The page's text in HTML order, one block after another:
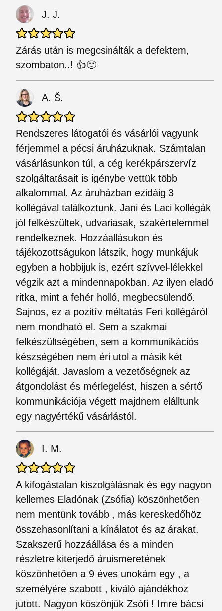
J. J.
Zárás után is megcsinálták a defektem,
szombaton..! 👍🙂
A. Š.
Rendszeres látogatói és vásárlói vagyunk
férjemmel a pécsi áruházuknak. Számtalan
vásárlásunkon túl, a cég kerékpárszervíz
szolgáltatásait is igénybe vettük több
alkalommal. Az áruházban ezidáig 3
kollégával találkoztunk. Jani és Laci kollégák
jól felkészültek, udvariasak, szakértelemmel
rendelkeznek. Hozzáállásukon és
tájékozottságukon látszik, hogy munkájuk
egyben a hobbijuk is, ezért szívvel-lélekkel
végzik azt a mindennapokban. Az ilyen eladó
ritka, mint a fehér holló, megbecsülendő.
Sajnos, ez a pozitív méltatás Feri kollégáról
nem mondható el. Sem a szakmai
felkészültségében, sem a kommunikációs
készségében nem éri utol a másik két
kollégáját. Javaslom a vezetőségnek az
átgondolást és mérlegelést, hiszen a sértő
kommunikációja végett majdnem elálltunk
egy nagyértékű vásárlástól.
I. M.
A kifogástalan kiszolgálásnak és egy nagyon
kellemes Eladónak (Zsófia) köszönhetően
nem mentünk tovább , más kereskedőhöz
összehasonlítani a kínálatot és az árakat.
Szakszerű hozzáállása és a minden
részletre kiterjedő áruismeretének
köszönhetően a 9 éves unokám egy , a
személyére szabott , kiváló ajándékhoz
jutott. Nagyon köszönjük Zsófi ! Imre bácsi